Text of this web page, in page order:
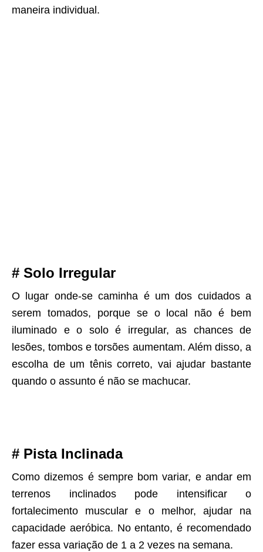
maneira individual.
# Solo Irregular
O lugar onde-se caminha é um dos cuidados a
serem tomados, porque se o local não é bem
iluminado e o solo é irregular, as chances de
lesões, tombos e torsões aumentam. Além disso, a
escolha de um tênis correto, vai ajudar bastante
quando o assunto é não se machucar.
# Pista Inclinada
Como dizemos é sempre bom variar, e andar em
terrenos inclinados pode intensificar o
fortalecimento muscular e o melhor, ajudar na
capacidade aeróbica. No entanto, é recomendado
fazer essa variação de 1 a 2 vezes na semana.